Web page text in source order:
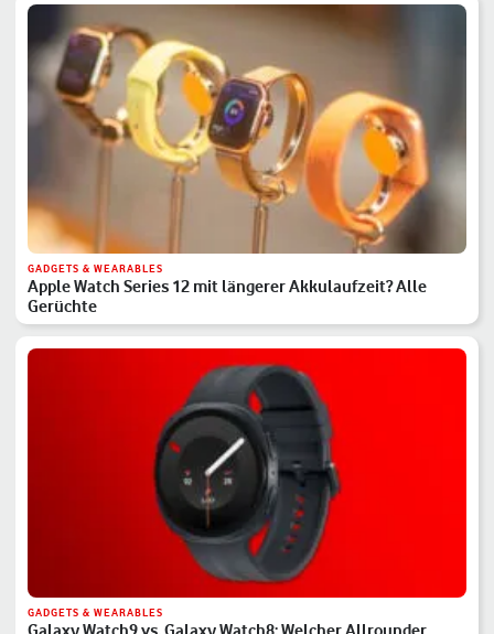
GADGETS & WEARABLES
Apple Watch Series 12 mit längerer Akkulaufzeit? Alle
Gerüchte
GADGETS & WEARABLES
Galaxy Watch9 vs. Galaxy Watch8: Welcher Allrounder